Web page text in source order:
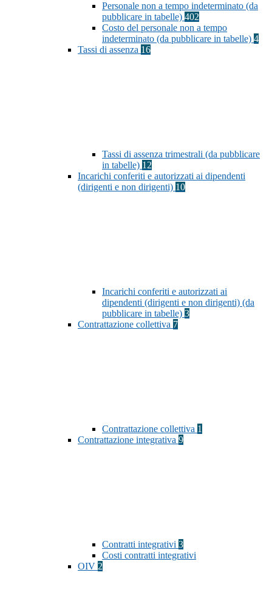
Personale non a tempo indeterminato (da
pubblicare in tabelle) 402
Costo del personale non a tempo
indeterminato (da pubblicare in tabelle) 4
Tassi di assenza 16
Tassi di assenza trimestrali (da pubblicare
in tabelle) 12
Incarichi conferiti e autorizzati ai dipendenti
(dirigenti e non dirigenti) 10
Incarichi conferiti e autorizzati ai
dipendenti (dirigenti e non dirigenti) (da
pubblicare in tabelle) 3
Contrattazione collettiva 7
Contrattazione collettiva 1
Contrattazione integrativa 9
Contratti integrativi 3
Costi contratti integrativi
OIV 2